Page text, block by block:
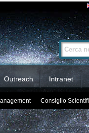
Cerca nel sito
Ricerca
avanzata…
Outreach Intranet
Consiglio